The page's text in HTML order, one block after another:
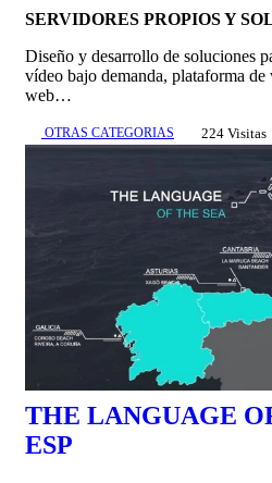
SERVIDORES PROPIOS Y
Diseño y desarrollo de soluciones
vídeo bajo demanda, plataforma
web…
OTRAS CATEGORIAS 224 Visitas
THE LANGUAGE
ESP